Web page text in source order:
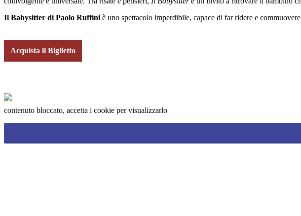
Il Babysitter di Paolo Ruffini è uno spettacolo imperdibile, capace di far ridere e
Acquista il Biglietto
contenuto bloccato, accetta i cookie per visualizzarlo